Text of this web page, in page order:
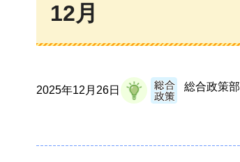
12月
2025年12月26日 総合政策部